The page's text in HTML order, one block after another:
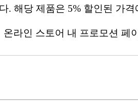
. 해당 제품은 5% 할인된 가격
라인 스토어 내 프로모션 페